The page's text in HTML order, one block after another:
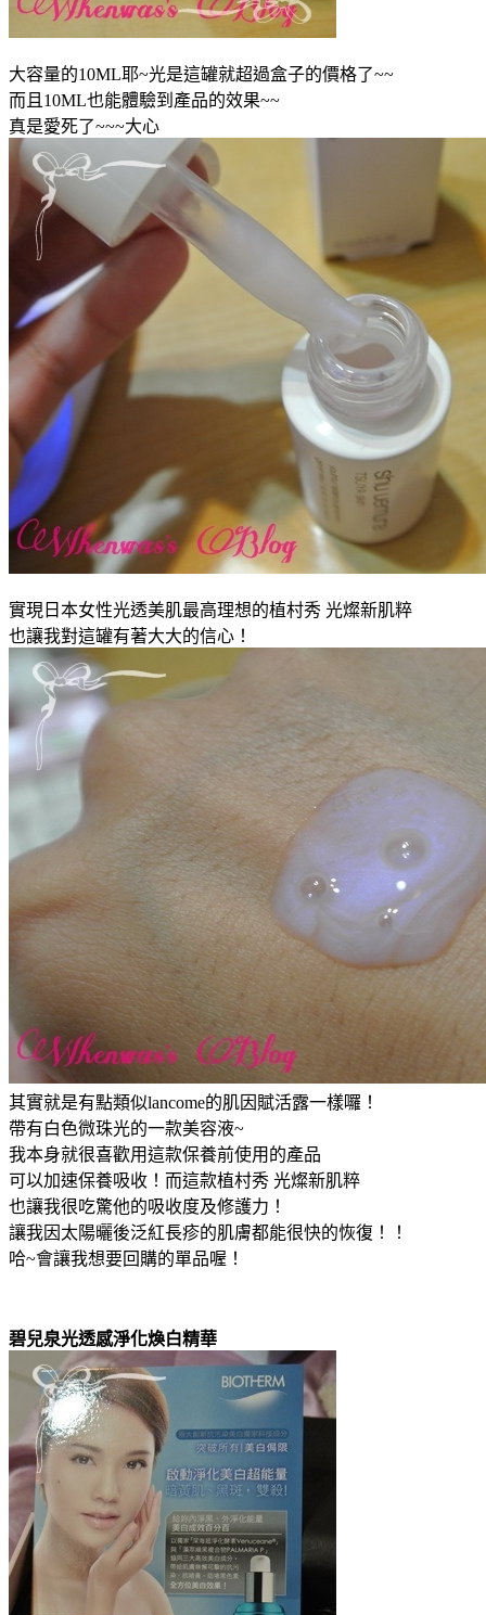
大容量的10ML耶~光是這罐就超過盒子的價格了~~
而且10ML也能體驗到產品的效果~~
真是愛死了~~~大心
實現日本女性光透美肌最高理想的植村秀 光燦新肌粹
也讓我對這罐有著大大的信心！
其實就是有點類似lancome的肌因賦活露一樣囉！
帶有白色微珠光的一款美容液~
我本身就很喜歡用這款保養前使用的產品
可以加速保養吸收！而這款植村秀 光燦新肌粹
也讓我很吃驚他的吸收度及修護力！
讓我因太陽曬後泛紅長疹的肌膚都能很快的恢復！！
哈~會讓我想要回購的單品喔！
碧兒泉光透感淨化煥白精華